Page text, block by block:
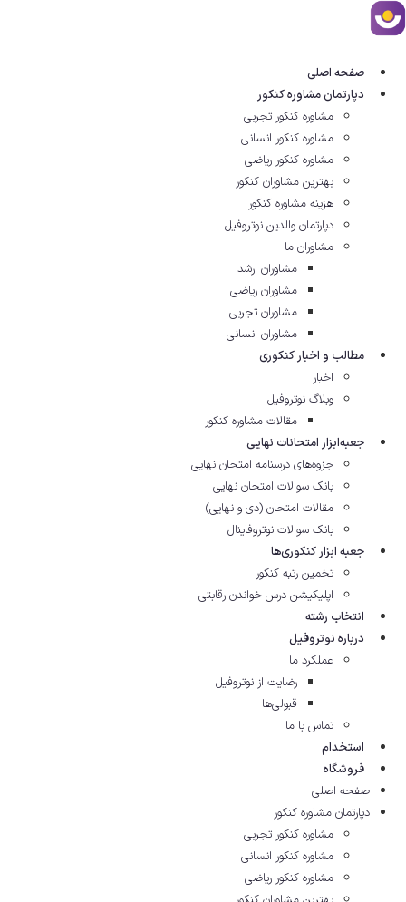
صفحه اصلی
دپارتمان مشاوره کنکور
مشاوره کنکور تجربی
مشاوره کنکور انسانی
مشاوره کنکور ریاضی
بهترین مشاوران کنکور
هزینه مشاوره کنکور
دپارتمان والدین نوتروفیل
مشاوران ما
مشاوران ارشد
مشاوران ریاضی
مشاوران تجربی
مشاوران انسانی
مطالب و اخبار کنکوری
اخبار
وبلاگ نوتروفیل
مقالات مشاوره‌ کنکور
جعبه‌ابزار امتحانات نهایی
جزوه‌های درسنامه امتحان نهایی
بانک سوالات امتحان نهایی
مقالات امتحان (دی و نهایی)
بانک سوالات نوتروفاینال
جعبه ابزار کنکوری‌ها
تخمین رتبه کنکور
اپلیکیشن درس خواندن رقابتی
انتخاب رشته
درباره نوتروفیل
عملکرد ما
رضایت از نوتروفیل
قبولی‌ها
تماس با ما
استخدام
فروشگاه
صفحه اصلی
دپارتمان مشاوره کنکور
مشاوره کنکور تجربی
مشاوره کنکور انسانی
مشاوره کنکور ریاضی